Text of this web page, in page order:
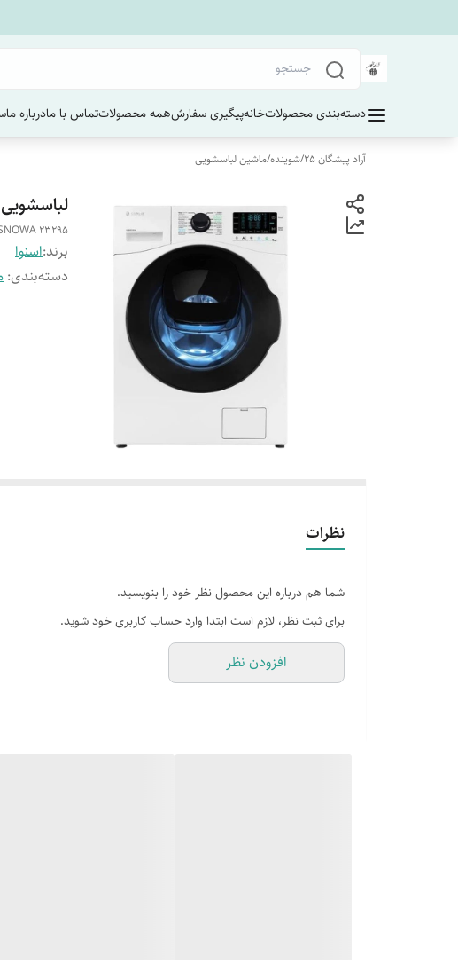
دسته‌بندی محصولاتخانهپیگیری سفارشهمه محصولاتتماس با مادرباره ما
آراد پیشگان 25 /شوینده/ماشین لباسشویی
لباسشویی
23295
برند:اسنوا
دسته‌بندی:
نظرات
شما هم درباره این محصول نظر خود را بنویسید.
برای ثبت نظر، لازم است ابتدا وارد حساب کاربری خود شوید.
افزودن نظر